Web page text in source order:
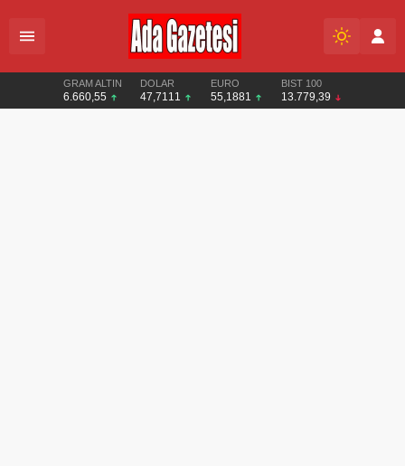
GRAM ALTIN
6.660,55
DOLAR
47,7111
EURO
55,1881
BIST 100
13.779,39